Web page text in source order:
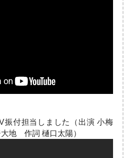
振付担当しました（出演 小梅
地 作詞 樋口太陽）